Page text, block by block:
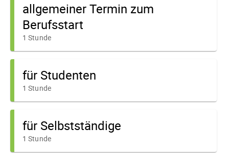
allgemeiner Termin zum
Berufsstart
1 Stunde
für Studenten
1 Stunde
für Selbstständige
1 Stunde